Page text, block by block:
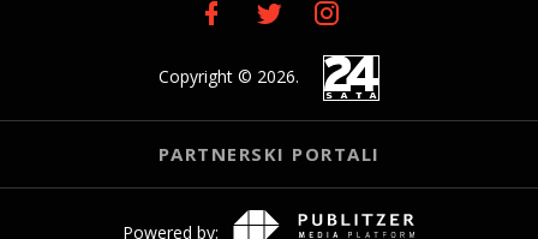
Copyright © 2026.
PARTNERSKI PORTALI
Powered by: